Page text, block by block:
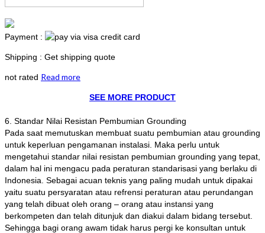
Payment :
Shipping : Get shipping quote
not rated Read more
SEE MORE PRODUCT
6. Standar Nilai Resistan Pembumian Grounding
Pada saat memutuskan membuat suatu pembumian atau grounding
untuk keperluan pengamanan instalasi. Maka perlu untuk
mengetahui standar nilai resistan pembumian grounding yang tepat,
dalam hal ini mengacu pada peraturan standarisasi yang berlaku di
Indonesia. Sebagai acuan teknis yang paling mudah untuk dipakai
yaitu suatu persyaratan atau refrensi peraturan atau perundangan
yang telah dibuat oleh orang – orang atau instansi yang
berkompeten dan telah ditunjuk dan diakui dalam bidang tersebut.
Sehingga bagi orang awam tidak harus pergi ke konsultan untuk